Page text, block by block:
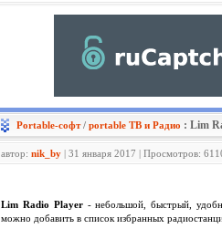
Portable-софт/ portable ТВ и Радио : Lim
автор: nik_by | 31 января 2017 | Просмотров:
Lim Radio Player- небольшой, быстрый,
можно добавить в список избранных